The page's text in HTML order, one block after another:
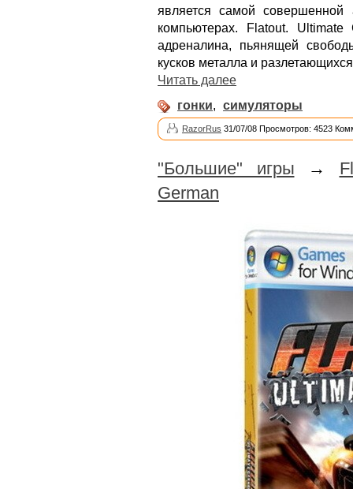
является самой совершенной
компьютерах. Flatout.
адреналина, пьянящей
кусков металла и
Читать далее
гонки, симуляторы
RazorRus 31/07/08 Просмотров: 4523
"Большие" игры →
German